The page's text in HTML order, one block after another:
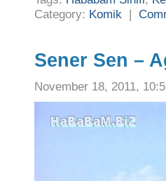
Category: Komik |
Sener Sen –
November 18, 2011,